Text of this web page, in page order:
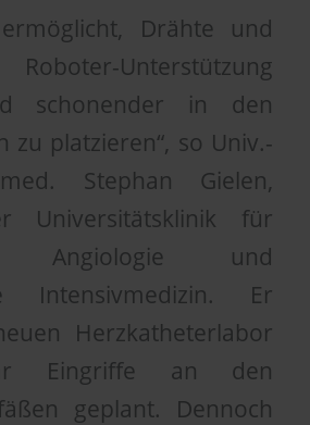
Drähte und
Unterstützung
schonender in den
zu platzieren“, so Univ.-
Stephan Gielen,
Universitätsklinik für
Angiologie und
Intensivmedizin. Er
Herzkatheterlabor
Eingriffe an den
geplant. Dennoch